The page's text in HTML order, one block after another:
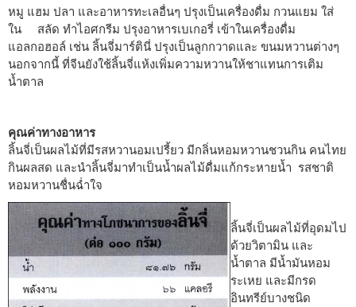
หมู แฮม ปลา และอาหารทะเลอื่นๆ ปรุงเป็นเครื่องดื่ม กวนแยม ใส่
ใน สลัด ทำไอศกรีม ปรุงอาหารเบเกอรี่ เข้าในเครื่องดื่ม
แอลกอฮอล์ เช่น ลิ้นจี่มาร์ตินี่ ปรุงเป็นลูกกวาดและ ขนมหวานต่างๆ
นอกจากนี้ ที่จีนยังใช้ลิ้นจี่แห้งเพิ่มความหวานให้ชาแทนการเติม
น้ำตาล
คุณค่าทางอาหาร
ลิ้นจี่เป็นผลไม้ที่มีรสหวานอมเปรี้ยว มีกลิ่นหอมหวานชวนกิน คนไทย
กินผลสด และนำลิ้นจี่มาทำเป็นน้ำผลไม้ดื่มแก้กระหายน้ำ รสชาติ
หอมหวานชื่นฉ่ำใจ
ลิ้นจี่เป็นผลไม้ที่อุดมไป
ด้วยวิตามิน และ
น้ำตาล มีน้ำมันหอม
ระเหย และมีกรด
อินทรีย์บางชนิด